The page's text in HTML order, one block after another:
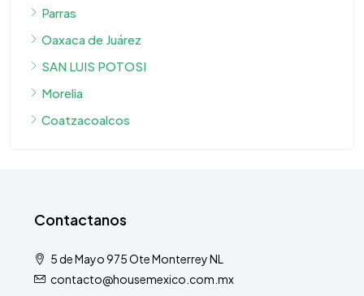
Parras
Oaxaca de Juárez
SAN LUIS POTOSI
Morelia
Coatzacoalcos
Contactanos
5 de Mayo 975 Ote Monterrey NL
contacto@housemexico.com.mx